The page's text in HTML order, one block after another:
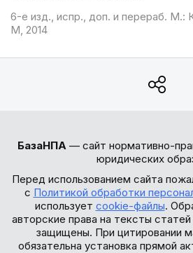
6-е изд., испр., доп. и перераб.
М, 2014
БазаНПА — сайт нормативно-
юридических
Перед использованием сайта
с Политикой обработки
использует cookie-файлы.
авторские права на тексты
защищены. При цитировании
обязательна установка прямой